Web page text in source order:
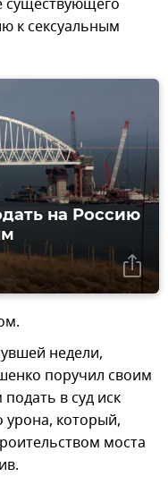
к сексуальным
на Россию
недели,
поручил своим
в суд иск
урона, который,
моста